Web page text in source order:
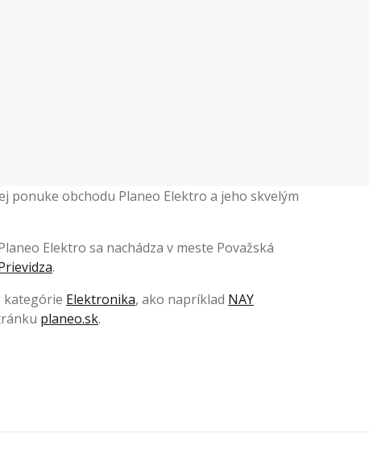
ponuke obchodu Planeo Elektro a jeho skvelým
Elektro sa nachádza v meste Považská
.
kategórie Elektronika, ako napríklad NAY
planeo.sk.